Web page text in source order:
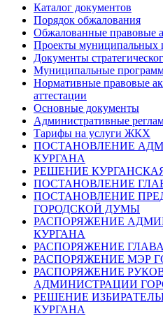
Каталог документов
Порядок обжалования
Обжалованные правовые
Проекты муниципальных
Документы
Муниципальные
Нормативные правовые
аттестации
Основные документы
Административные
Тарифы на услуги ЖКХ
ПОСТАНОВЛЕНИЕ
КУРГАНА
РЕШЕНИЕ
ПОСТАНОВЛЕНИЕ
ПОСТАНОВЛЕНИЕ
ГОРОДСКОЙ ДУМЫ
РАСПОРЯЖЕНИЕ
КУРГАНА
РАСПОРЯЖЕНИЕ
РАСПОРЯЖЕНИЕ МЭР
РАСПОРЯЖЕНИЕ
АДМИНИСТРАЦИИ
РЕШЕНИЕ
КУРГАНА